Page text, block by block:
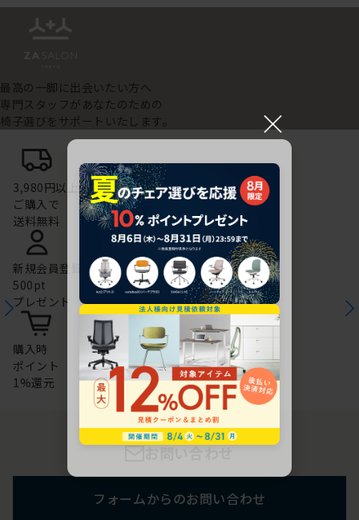
最高の一脚に出会いたい方へ
専門スタッフがあなたのための
椅子選びをサポートいたします。
3,980円以上の
ご購入で
送料無料
新規会員登録で
500pt
プレゼント
購入時
ポイント
1%還元
お問い合わせ
フォームからのお問い合わせ
×